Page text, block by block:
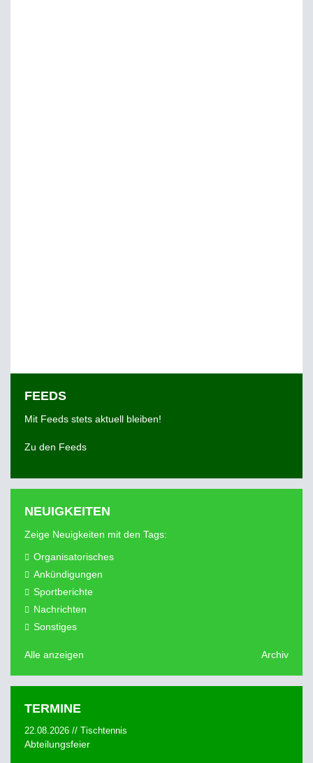
FEEDS
Mit Feeds stets aktuell bleiben!
Zu den Feeds
NEUIGKEITEN
Zeige Neuigkeiten mit den Tags:
Organisatorisches
Ankündigungen
Sportberichte
Nachrichten
Sonstiges
Alle anzeigen Archiv
TERMINE
22.08.2026 // Tischtennis
Abteilungsfeier